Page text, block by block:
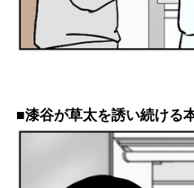
■漆谷が草太を誘い続ける